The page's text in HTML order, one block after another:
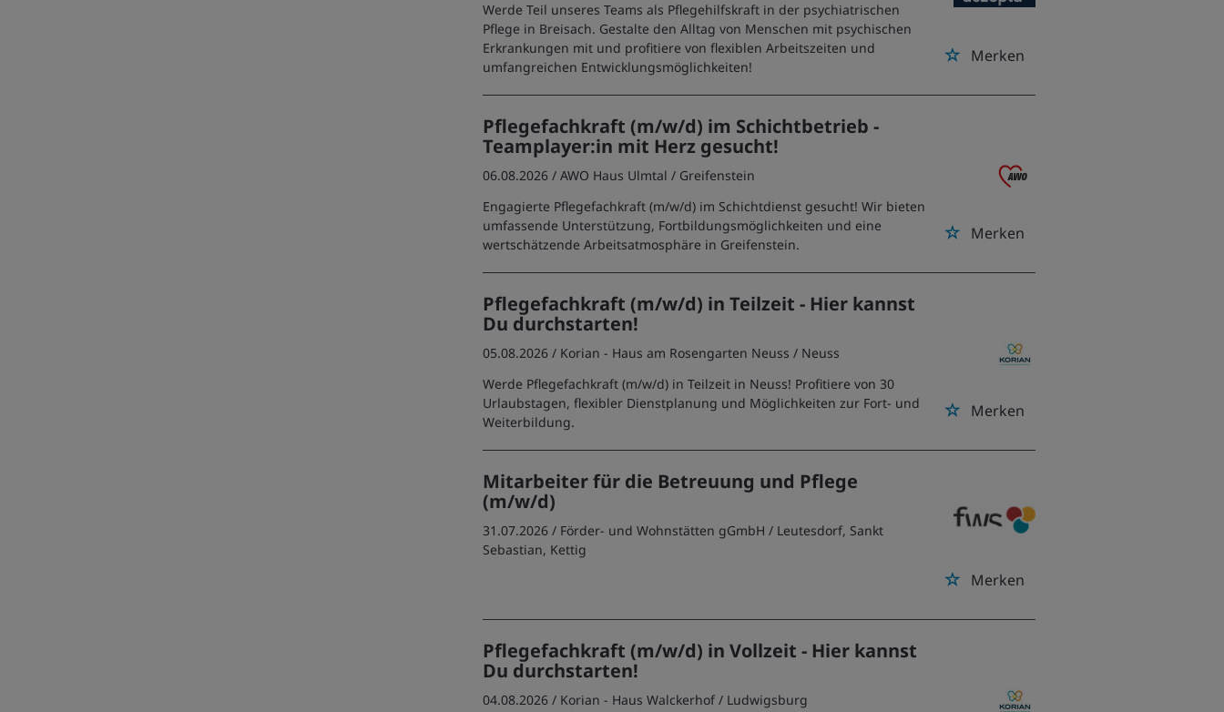
Merken
Werde Teil unseres Teams als Pflegehilfskraft in der psychiatrischen
Pflege in Breisach. Gestalte den Alltag von Menschen mit psychischen
Erkrankungen mit und profitiere von flexiblen Arbeitszeiten und
umfangreichen Entwicklungsmöglichkeiten!
Pflegefachkraft (m/w/d) im Schichtbetrieb -
Teamplayer:in mit Herz gesucht!
Merken
06.08.2026 /AWO Haus Ulmtal / Greifenstein
Engagierte Pflegefachkraft (m/w/d) im Schichtdienst gesucht! Wir bieten
umfassende Unterstützung, Fortbildungsmöglichkeiten und eine
wertschätzende Arbeitsatmosphäre in Greifenstein.
Pflegefachkraft (m/w/d) in Teilzeit - Hier kannst
Du durchstarten!
Merken
05.08.2026 / Korian - Haus am Rosengarten Neuss / Neuss
Werde Pflegefachkraft (m/w/d) in Teilzeit in Neuss! Profitiere von 30
Urlaubstagen, flexibler Dienstplanung und Möglichkeiten zur Fort- und
Weiterbildung.
Mitarbeiter für die Betreuung und Pflege
(m/w/d)
Merken
31.07.2026 / Förder- und Wohnstätten gGmbH / Leutesdorf, Sankt
Sebastian, Kettig
Pflegefachkraft (m/w/d) in Vollzeit - Hier kannst
Du durchstarten!
04.08.2026 / Korian - Haus Walckerhof / Ludwigsburg